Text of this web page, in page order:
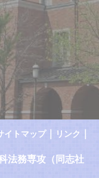
イトマップ｜ リンク
法務専攻（同志社